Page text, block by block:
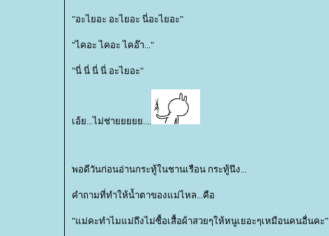
"อะไยอะ อะไยอะ นี่อะไยอะ"
"ไคอะ ไคอะ ไคอ๊า..."
"นี่ นี่ นี่ นี่ อะไยอะ"
เอ้ย...ไม่ช่ายยยยย....
พอดีวันก่อนอ่านกระทู้ในชานเรือน กระทู้นึง...
คำถามที่ทำให้น้ำตาของแม่ไหล...คือ
"แม่คะทำไมแม่ถึงไม่ซื้อเสื้อผ้าสวยๆให้หนูเยอะๆเหมือนคนอื่นคะ"